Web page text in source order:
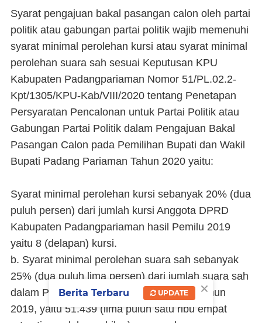
Syarat pengajuan bakal pasangan calon oleh partai
politik atau gabungan partai politik wajib memenuhi
syarat minimal perolehan kursi atau syarat minimal
perolehan suara sah sesuai Keputusan KPU
Kabupaten Padangpariaman Nomor 51/PL.02.2-
Kpt/1305/KPU-Kab/VIII/2020 tentang Penetapan
Persyaratan Pencalonan untuk Partai Politik atau
Gabungan Partai Politik dalam Pengajuan Bakal
Pasangan Calon pada Pemilihan Bupati dan Wakil
Bupati Padang Pariaman Tahun 2020 yaitu:
Syarat minimal perolehan kursi sebanyak 20% (dua
puluh persen) dari jumlah kursi Anggota DPRD
Kabupaten Padangpariaman hasil Pemilu 2019
yaitu 8 (delapan) kursi.
b. Syarat minimal perolehan suara sah sebanyak
25% (dua puluh lima persen) dari jumlah suara sah
dalam Pemilu DPRD Padang Pariaman Tahun
2019, yaitu 51.439 (lima puluh satu ribu empat
×
Berita Terbaru UPDATE